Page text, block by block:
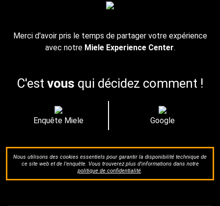
Merci d'avoir pris le temps de partager votre expérience
avec notre Miele Experience Center.
C'est vous qui décidez comment !
Enquête Miele Google
Nous utilisons des cookies essentiels pour garantir la disponibilité technique de
ce site web et de l'enquête. Vous trouverez plus d'informations dans notre
politique de confidentialité.